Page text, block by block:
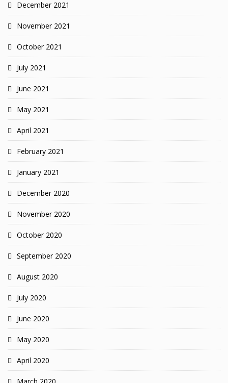
December 2021
November 2021
October 2021
July 2021
June 2021
May 2021
April 2021
February 2021
January 2021
December 2020
November 2020
October 2020
September 2020
August 2020
July 2020
June 2020
May 2020
April 2020